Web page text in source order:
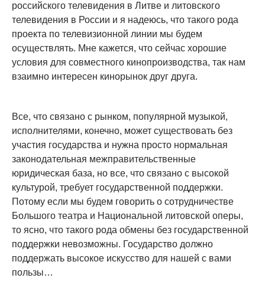
российского телевидения в Литве и литовского
телевидения в России и я надеюсь, что такого рода
проекта по телевизионной линии мы будем
осуществлять. Мне кажется, что сейчас хорошие
условия для совместного кинопроизводства, так нам
взаимно интересен кинорынок друг друга.
Все, что связано с рынком, популярной музыкой,
исполнителями, конечно, может существовать без
участия государства и нужна просто нормальная
законодательная межправительственные
юридическая база, но все, что связано с высокой
культурой, требует государственной поддержки.
Потому если мы будем говорить о сотрудничестве
Большого театра и Национальной литовской оперы,
то ясно, что такого рода обмены без государственной
поддержки невозможны. Государство должно
поддержать высокое искусство для нашей с вами
пользы…